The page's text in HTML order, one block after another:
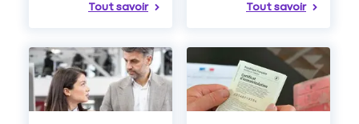
Tout savoir Tout savoir